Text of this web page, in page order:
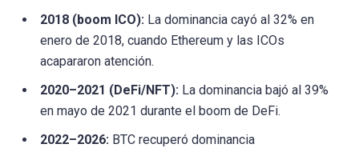
2018 (boom ICO): La dominancia cayó al 32% en
enero de 2018, cuando Ethereum y las ICOs
acapararon atención.
2020–2021 (DeFi/NFT): La dominancia bajó al 39%
en mayo de 2021 durante el boom de DeFi.
2022–2026: BTC recuperó dominancia